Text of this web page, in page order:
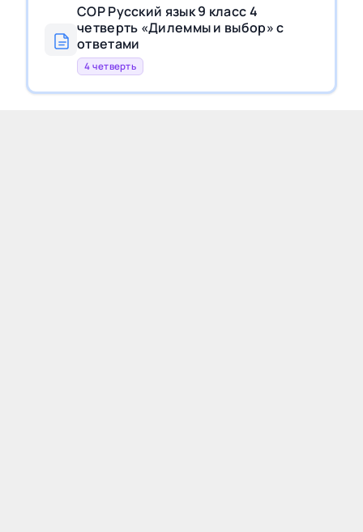
СОР Русский язык 9 класс 4
четверть «Дилеммы и выбор» с
ответами
4 четверть